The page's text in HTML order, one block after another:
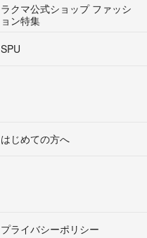
ラクマ公式ショップ ファッシ
ョン特集
SPU
はじめての方へ
プライバシーポリシー